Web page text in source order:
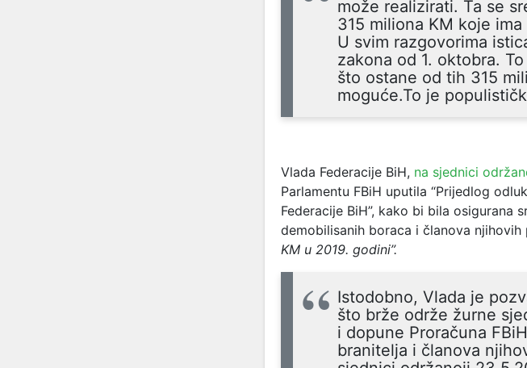
može realizirati. Ta se
315 miliona KM koje
U svim razgovorima
zakona od 1. oktobra.
što ostane od tih 315
moguće.To je
Vlada Federacije BiH, na sjednici
Parlamentu FBiH uputila “Prijedlog
Federacije BiH”, kako bi bila osigurana
demobilisanih boraca i članova njihovih
KM u 2019. godini”.
Istodobno, Vlada je
što brže održe žurne
i dopune Proračuna
branitelja i članova